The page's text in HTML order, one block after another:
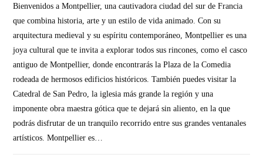
Bienvenidos a Montpellier, una cautivadora ciudad del sur de Francia
que combina historia, arte y un estilo de vida animado. Con su
arquitectura medieval y su espíritu contemporáneo, Montpellier es una
joya cultural que te invita a explorar todos sus rincones, como el casco
antiguo de Montpellier, donde encontrarás la Plaza de la Comedia
rodeada de hermosos edificios históricos. También puedes visitar la
Catedral de San Pedro, la iglesia más grande la región y una
imponente obra maestra gótica que te dejará sin aliento, en la que
podrás disfrutar de un tranquilo recorrido entre sus grandes ventanales
artísticos. Montpellier es…